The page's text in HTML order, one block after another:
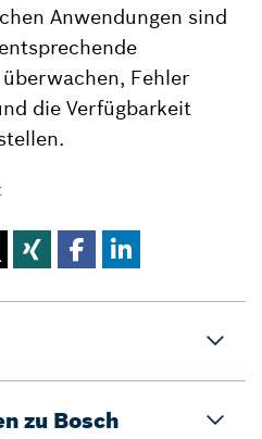
Anwendungen sind
Fehler
die Verfügbarkeit
zu Bosch